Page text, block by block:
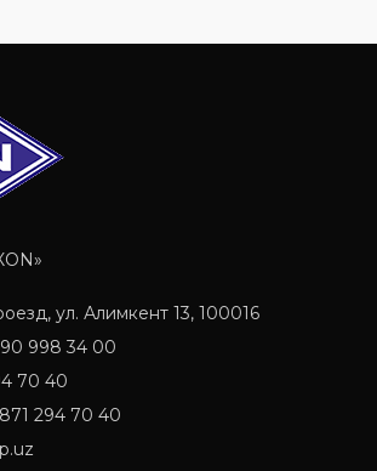
ул. Алимкент 13, 100016
998 34 00
70 40
294 70 40